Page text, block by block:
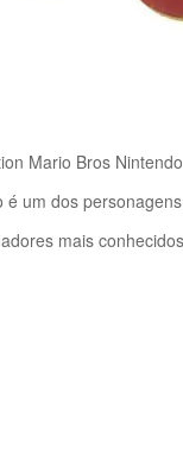
Mario Bros Nintendo
um dos
mais